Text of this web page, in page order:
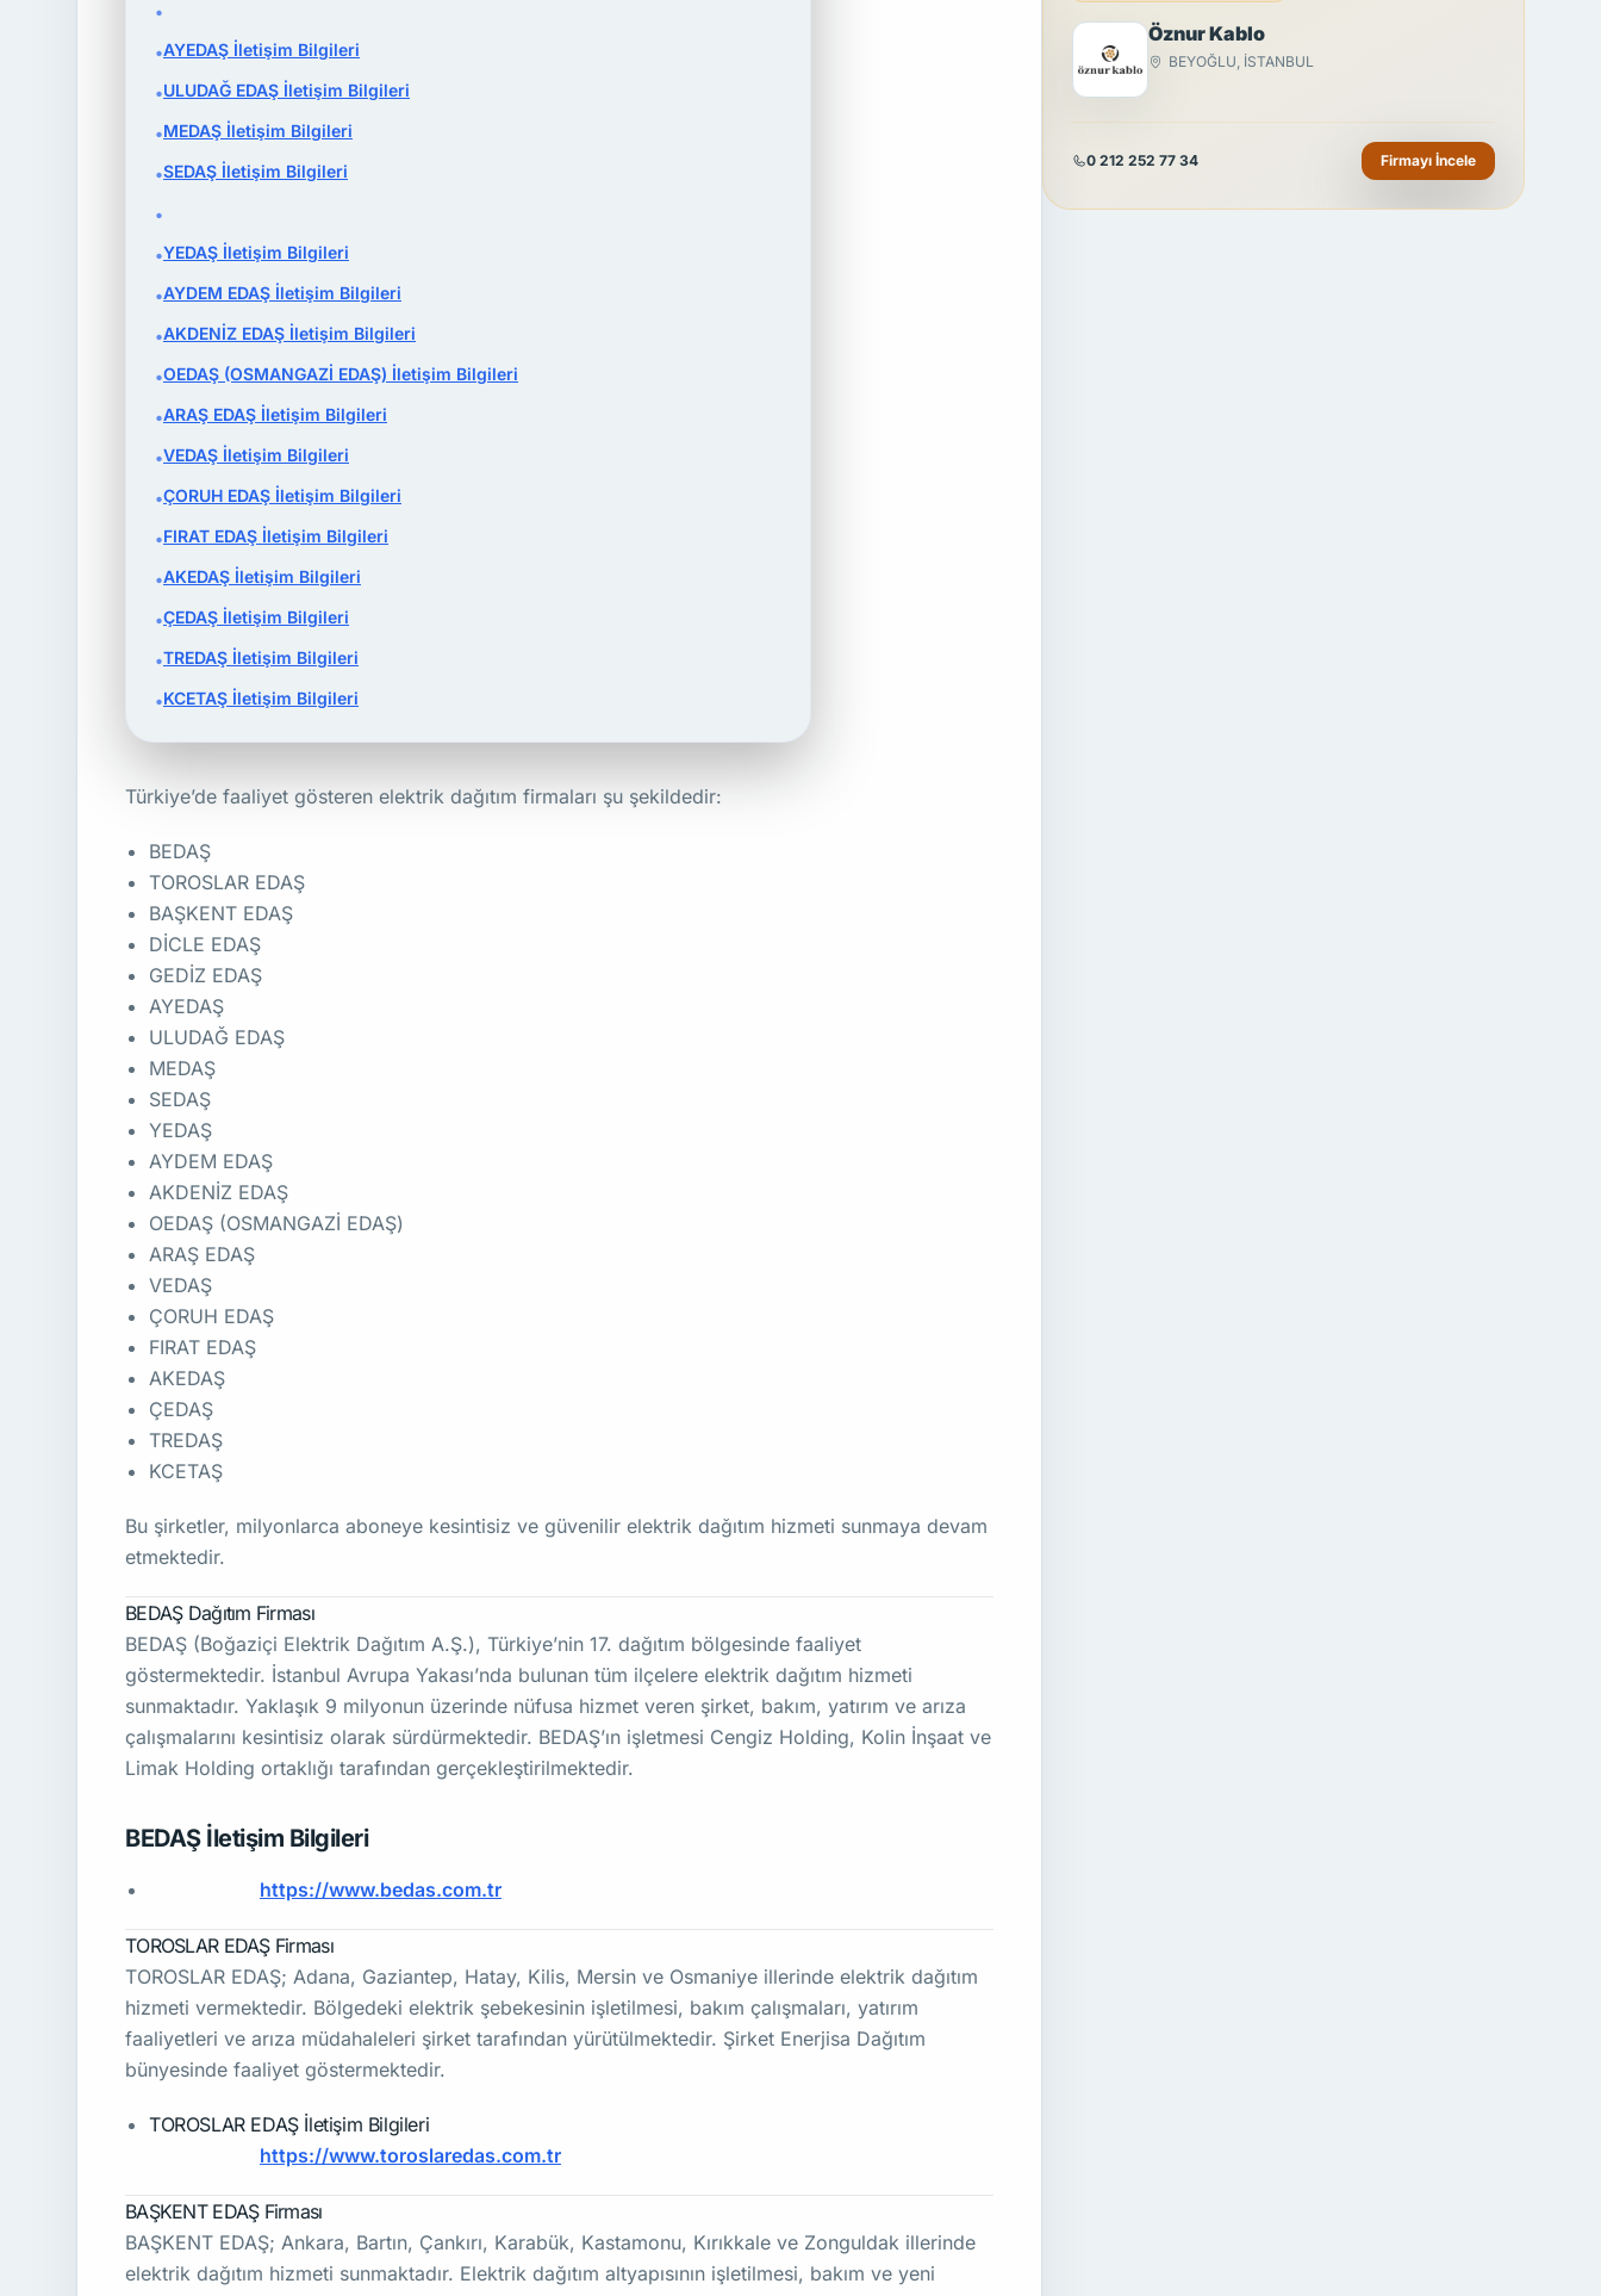
•
•AYEDAŞ İletişim Bilgileri
•ULUDAĞ EDAŞ İletişim Bilgileri
•MEDAŞ İletişim Bilgileri
•SEDAŞ İletişim Bilgileri
•
•YEDAŞ İletişim Bilgileri
•AYDEM EDAŞ İletişim Bilgileri
•AKDENİZ EDAŞ İletişim Bilgileri
•OEDAŞ (OSMANGAZİ EDAŞ) İletişim Bilgileri
•ARAŞ EDAŞ İletişim Bilgileri
•VEDAŞ İletişim Bilgileri
•ÇORUH EDAŞ İletişim Bilgileri
•FIRAT EDAŞ İletişim Bilgileri
•AKEDAŞ İletişim Bilgileri
•ÇEDAŞ İletişim Bilgileri
•TREDAŞ İletişim Bilgileri
•KCETAŞ İletişim Bilgileri
Türkiye’de faaliyet gösteren elektrik dağıtım firmaları şu şekildedir:
BEDAŞ
TOROSLAR EDAŞ
BAŞKENT EDAŞ
DİCLE EDAŞ
GEDİZ EDAŞ
AYEDAŞ
ULUDAĞ EDAŞ
MEDAŞ
SEDAŞ
YEDAŞ
AYDEM EDAŞ
AKDENİZ EDAŞ
OEDAŞ (OSMANGAZİ EDAŞ)
ARAŞ EDAŞ
VEDAŞ
ÇORUH EDAŞ
FIRAT EDAŞ
AKEDAŞ
ÇEDAŞ
TREDAŞ
KCETAŞ
Bu şirketler, milyonlarca aboneye kesintisiz ve güvenilir elektrik dağıtım hizmeti sunmaya devam
etmektedir.
BEDAŞ Dağıtım Firması
BEDAŞ (Boğaziçi Elektrik Dağıtım A.Ş.), Türkiye’nin 17. dağıtım bölgesinde faaliyet
göstermektedir. İstanbul Avrupa Yakası’nda bulunan tüm ilçelere elektrik dağıtım hizmeti
sunmaktadır. Yaklaşık 9 milyonun üzerinde nüfusa hizmet veren şirket, bakım, yatırım ve arıza
çalışmalarını kesintisiz olarak sürdürmektedir. BEDAŞ’ın işletmesi Cengiz Holding, Kolin İnşaat ve
Limak Holding ortaklığı tarafından gerçekleştirilmektedir.
BEDAŞ İletişim Bilgileri
https://www.bedas.com.tr
TOROSLAR EDAŞ Firması
TOROSLAR EDAŞ; Adana, Gaziantep, Hatay, Kilis, Mersin ve Osmaniye illerinde elektrik dağıtım
hizmeti vermektedir. Bölgedeki elektrik şebekesinin işletilmesi, bakım çalışmaları, yatırım
faaliyetleri ve arıza müdahaleleri şirket tarafından yürütülmektedir. Şirket Enerjisa Dağıtım
bünyesinde faaliyet göstermektedir.
TOROSLAR EDAŞ İletişim Bilgileri
https://www.toroslaredas.com.tr
BAŞKENT EDAŞ Firması
BAŞKENT EDAŞ; Ankara, Bartın, Çankırı, Karabük, Kastamonu, Kırıkkale ve Zonguldak illerinde
elektrik dağıtım hizmeti sunmaktadır. Elektrik dağıtım altyapısının işletilmesi, bakım ve yeni
Öznur Kablo
BEYOĞLU, İSTANBUL
0 212 252 77 34 Firmayı İncele